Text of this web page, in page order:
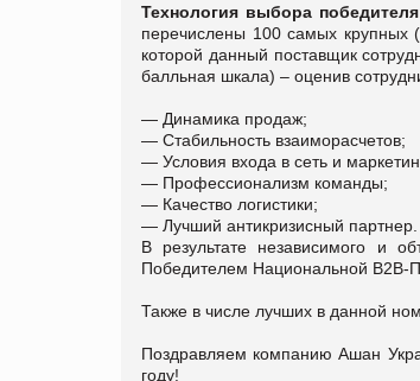
Технология выбора победителя
перечислены 100 самых крупных
которой данный поставщик
балльная шкала) – оценив
— Динамика продаж;
— Стабильность взаиморасчетов;
— Условия входа в сеть и
— Профессионализм команды;
— Качество логистики;
— Лучший антикризисный партнер.
В результате независимого и
Победителем Национальной B2B-
Также в числе лучших в данной
Поздравляем компанию Ашан
году!